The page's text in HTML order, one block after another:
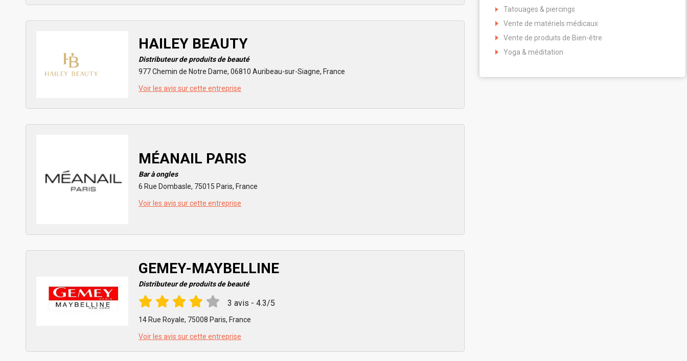
HAILEY BEAUTY
Distributeur de produits de beauté
977 Chemin de Notre Dame, 06810 Auribeau-sur-Siagne, France
Voir les avis sur cette entreprise
MÉANAIL PARIS
Bar à ongles
6 Rue Dombasle, 75015 Paris, France
Voir les avis sur cette entreprise
GEMEY-MAYBELLINE
Distributeur de produits de beauté
3 avis - 4.3/5
14 Rue Royale, 75008 Paris, France
Voir les avis sur cette entreprise
Tatouages & piercings
Vente de matériels médicaux
Vente de produits de Bien-être
Yoga & méditation